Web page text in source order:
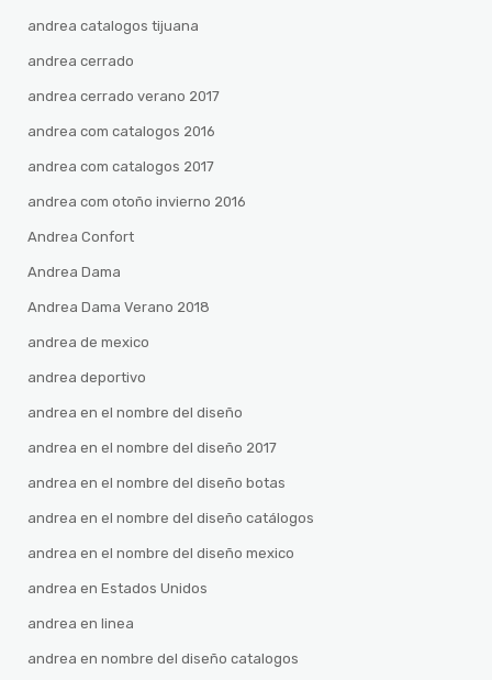
andrea catalogos tijuana
andrea cerrado
andrea cerrado verano 2017
andrea com catalogos 2016
andrea com catalogos 2017
andrea com otoño invierno 2016
Andrea Confort
Andrea Dama
Andrea Dama Verano 2018
andrea de mexico
andrea deportivo
andrea en el nombre del diseño
andrea en el nombre del diseño 2017
andrea en el nombre del diseño botas
andrea en el nombre del diseño catálogos
andrea en el nombre del diseño mexico
andrea en Estados Unidos
andrea en linea
andrea en nombre del diseño catalogos